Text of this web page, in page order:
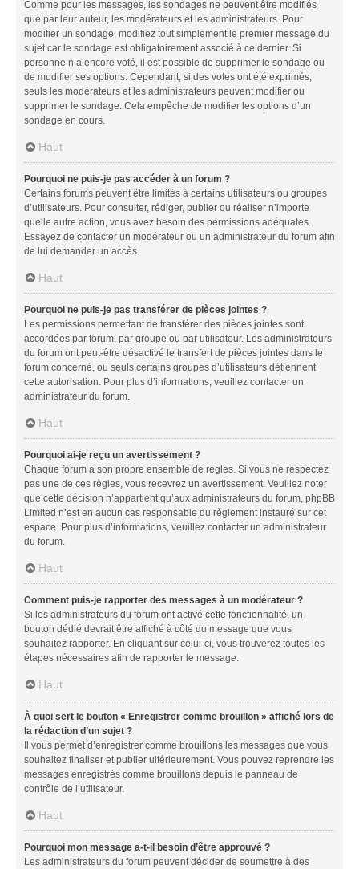
Comme pour les messages, les sondages ne peuvent être modifiés
que par leur auteur, les modérateurs et les administrateurs. Pour
modifier un sondage, modifiez tout simplement le premier message du
sujet car le sondage est obligatoirement associé à ce dernier. Si
personne n’a encore voté, il est possible de supprimer le sondage ou
de modifier ses options. Cependant, si des votes ont été exprimés,
seuls les modérateurs et les administrateurs peuvent modifier ou
supprimer le sondage. Cela empêche de modifier les options d’un
sondage en cours.
Haut
Pourquoi ne puis-je pas accéder à un forum ?
Certains forums peuvent être limités à certains utilisateurs ou groupes
d’utilisateurs. Pour consulter, rédiger, publier ou réaliser n’importe
quelle autre action, vous avez besoin des permissions adéquates.
Essayez de contacter un modérateur ou un administrateur du forum afin
de lui demander un accès.
Haut
Pourquoi ne puis-je pas transférer de pièces jointes ?
Les permissions permettant de transférer des pièces jointes sont
accordées par forum, par groupe ou par utilisateur. Les administrateurs
du forum ont peut-être désactivé le transfert de pièces jointes dans le
forum concerné, ou seuls certains groupes d’utilisateurs détiennent
cette autorisation. Pour plus d’informations, veuillez contacter un
administrateur du forum.
Haut
Pourquoi ai-je reçu un avertissement ?
Chaque forum a son propre ensemble de règles. Si vous ne respectez
pas une de ces règles, vous recevrez un avertissement. Veuillez noter
que cette décision n’appartient qu’aux administrateurs du forum, phpBB
Limited n’est en aucun cas responsable du règlement instauré sur cet
espace. Pour plus d’informations, veuillez contacter un administrateur
du forum.
Haut
Comment puis-je rapporter des messages à un modérateur ?
Si les administrateurs du forum ont activé cette fonctionnalité, un
bouton dédié devrait être affiché à côté du message que vous
souhaitez rapporter. En cliquant sur celui-ci, vous trouverez toutes les
étapes nécessaires afin de rapporter le message.
Haut
À quoi sert le bouton « Enregistrer comme brouillon » affiché lors de
la rédaction d’un sujet ?
Il vous permet d’enregistrer comme brouillons les messages que vous
souhaitez finaliser et publier ultérieurement. Vous pouvez reprendre les
messages enregistrés comme brouillons depuis le panneau de
contrôle de l’utilisateur.
Haut
Pourquoi mon message a-t-il besoin d’être approuvé ?
Les administrateurs du forum peuvent décider de soumettre à des